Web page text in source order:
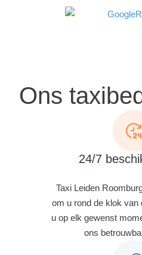
Ons
24/7
Taxi Leiden
om u rond de klok van
u op elk gewenst
ons